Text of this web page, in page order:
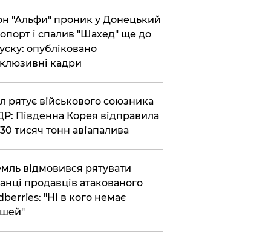
"Альфи" проник у Донецький
і спалив "Шахед" ще до
опубліковано
кадри
рятує військового союзника
Південна Корея відправила
тисяч тонн авіапалива
відмовився рятувати
продавців атакованого
"Ні в кого немає